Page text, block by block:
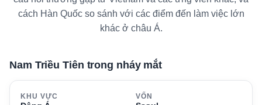
cách Hàn Quốc so sánh với các điểm đến làm việc lớn
khác ở châu Á.
Nam Triều Tiên trong nháy mắt
KHU VỰC VỐN